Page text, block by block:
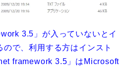
3.5」が入っていないとイ
で、利用する方はインスト
framework 3.5」はMicrosoft